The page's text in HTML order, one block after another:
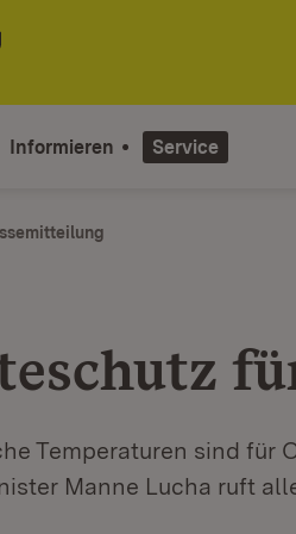
Informieren Service
Temperaturen sind für
Manne Lucha ruft